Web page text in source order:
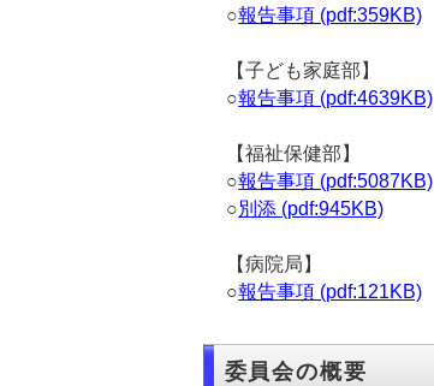
○報告事項 (pdf:359KB)
【子ども家庭部】
○報告事項 (pdf:4639KB)
【福祉保健部】
○報告事項 (pdf:5087KB)
○別添 (pdf:945KB)
【病院局】
○報告事項 (pdf:121KB)
委員会の概要